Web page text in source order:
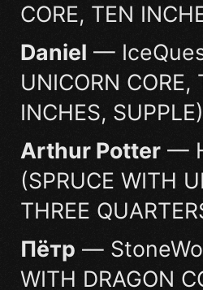
CORE, TEN
Daniel —
UNICORN CORE,
INCHES, SUPPLE)
Arthur Potter —
(SPRUCE WITH
THREE
Пётр —
WITH DRAGON